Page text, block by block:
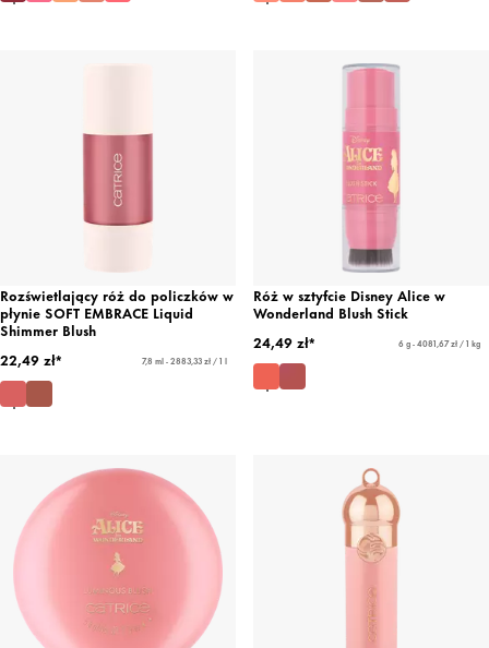
Rozświetlający róż do policzków w
płynie SOFT EMBRACE Liquid
Shimmer Blush
22,49 zł*
7,8 ml - 2883,33 zł / 1 l
Róż w sztyfcie Disney Alice w
Wonderland Blush Stick
24,49 zł*
6 g - 4081,67 zł / 1 kg